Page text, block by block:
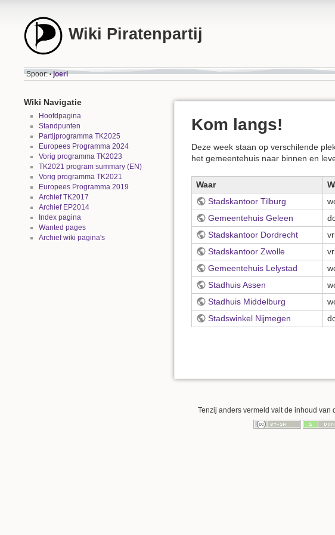
Wiki Piratenpartij
Spoor: • joeri
Wiki Navigatie
Hoofdpagina
Standpunten
Partijprogramma TK2025
Europees Programma 2024
Vorig programma TK2023
TK2021 program summary (EN)
Vorig programma TK2021
Europees Programma 2019
Archief TK2017
Archief EP2014
Index pagina
Wanted pages
Archief wiki pagina's
Kom langs!
Deze week staan op verschilende
het gemeentehuis naar binnen en
Waar
Stadskantoor Tilburg
Gemeentehuis Geleen
Stadskantoor Dordrecht
Stadskantoor Zwolle
Gemeentehuis Lelystad
Stadhuis Assen
Stadhuis Middelburg
Stadswinkel Nijmegen
Tenzij anders vermeld valt de inhoud